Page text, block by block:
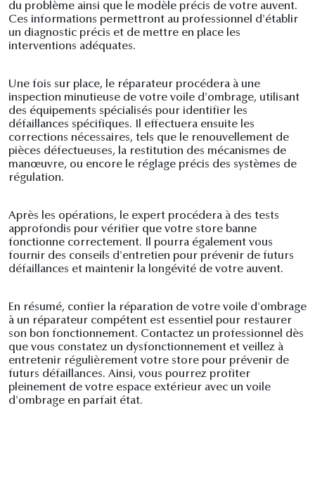
du problème ainsi que le modèle précis de votre auvent.
Ces informations permettront au professionnel d'établir
un diagnostic précis et de mettre en place les
interventions adéquates.
Une fois sur place, le réparateur procédera à une
inspection minutieuse de votre voile d'ombrage, utilisant
des équipements spécialisés pour identifier les
défaillances spécifiques. Il effectuera ensuite les
corrections nécessaires, tels que le renouvellement de
pièces défectueuses, la restitution des mécanismes de
manœuvre, ou encore le réglage précis des systèmes de
régulation.
Après les opérations, le expert procédera à des tests
approfondis pour vérifier que votre store banne
fonctionne correctement. Il pourra également vous
fournir des conseils d'entretien pour prévenir de futurs
défaillances et maintenir la longévité de votre auvent.
En résumé, confier la réparation de votre voile d'ombrage
à un réparateur compétent est essentiel pour restaurer
son bon fonctionnement. Contactez un professionnel dès
que vous constatez un dysfonctionnement et veillez à
entretenir régulièrement votre store pour prévenir de
futurs défaillances. Ainsi, vous pourrez profiter
pleinement de votre espace extérieur avec un voile
d'ombrage en parfait état.